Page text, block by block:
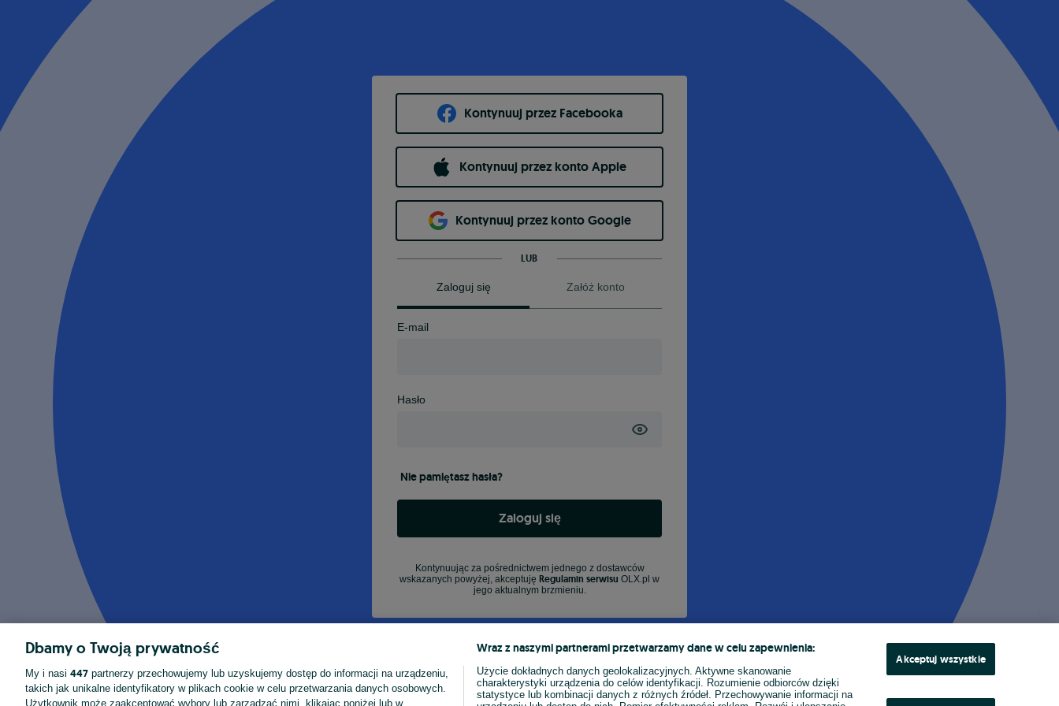
Kontynuuj przez Facebooka
Kontynuuj przez konto Apple
Kontynuuj przez konto Google
LUB
Zaloguj się Załóż konto
E-mail
Hasło
Nie pamiętasz hasła?
Zaloguj się
Kontynuując za pośrednictwem jednego z dostawców
wskazanych powyżej, akceptuję Regulamin serwisu OLX.pl w
jego aktualnym brzmieniu.
Dbamy o Twoją prywatność
My i nasi 447 partnerzy przechowujemy lub uzyskujemy dostęp do informacji na urządzeniu,
takich jak unikalne identyfikatory w plikach cookie w celu przetwarzania danych osobowych.
Użytkownik może zaakceptować wybory lub zarządzać nimi, klikając poniżej lub w
Wraz z naszymi partnerami przetwarzamy dane w celu zapewnienia:
Użycie dokładnych danych geolokalizacyjnych. Aktywne skanowanie
charakterystyki urządzenia do celów identyfikacji. Rozumienie odbiorców dzięki
statystyce lub kombinacji danych z różnych źródeł. Przechowywanie informacji na
Akceptuj wszystkie